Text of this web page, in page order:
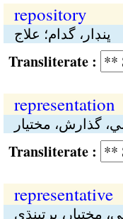
repository
ڀنڊار، گدام؛ علاج
:
representation
گذارش، مختيار
:
representative
مختيار، پِرتينِڌي